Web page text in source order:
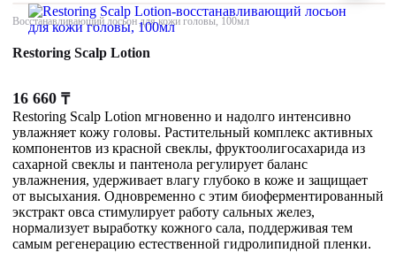
Восстанавливающий лосьон для кожи головы, 100мл
Restoring Scalp Lotion
16 660 ₸
Restoring Scalp Lotion мгновенно и надолго интенсивно
увлажняет кожу головы. Растительный комплекс активных
компонентов из красной свеклы, фруктоолигосахарида из
сахарной свеклы и пантенола регулирует баланс
увлажнения, удерживает влагу глубоко в коже и защищает
от высыхания. Одновременно с этим биоферментированный
экстракт овса стимулирует работу сальных желез,
нормализует выработку кожного сала, поддерживая тем
самым регенерацию естественной гидролипидной пленки.